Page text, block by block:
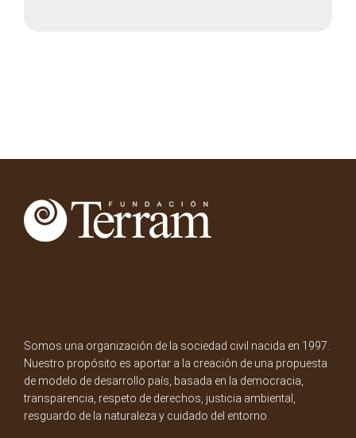
Somos una organización de la sociedad civil nacida en 1997.
Nuestro propósito es aportar a la creación de una propuesta
de modelo de desarrollo país, basada en la democracia,
transparencia, respeto de derechos, justicia ambiental,
resguardo de la naturaleza y cuidado del entorno.